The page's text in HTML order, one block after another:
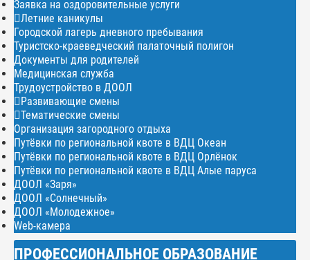
Заявка на оздоровительные услуги
Летние каникулы
Городской лагерь дневного пребывания
Туристско-краеведческий палаточный полигон
Документы для родителей
Медицинская служба
Трудоустройство в ДООЛ
Развивающие смены
Тематические смены
Организация загородного отдыха
Путёвки по региональной квоте в ВДЦ Океан
Путёвки по региональной квоте в ВДЦ Орлёнок
Путёвки по региональной квоте в ВДЦ Алые паруса
ДООЛ «Заря»
ДООЛ «Солнечный»
ДООЛ «Молодежное»
Web-камера
ПРОФЕССИОНАЛЬНОЕ ОБРАЗОВАНИЕ